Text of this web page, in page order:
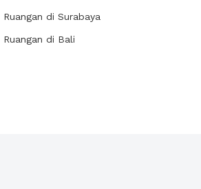
Ruangan di Surabaya
Ruangan di Bali